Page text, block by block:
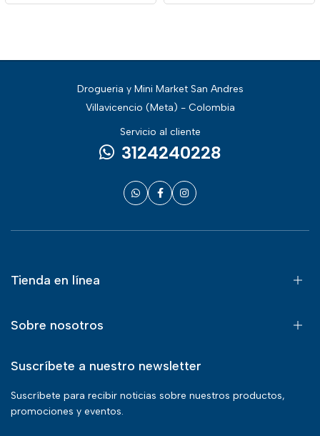
Drogueria y Mini Market San Andres
Villavicencio (Meta) - Colombia
Servicio al cliente
3124240228
Tienda en línea
Sobre nosotros
Suscríbete a nuestro newsletter
Suscríbete para recibir noticias sobre nuestros productos,
promociones y eventos.